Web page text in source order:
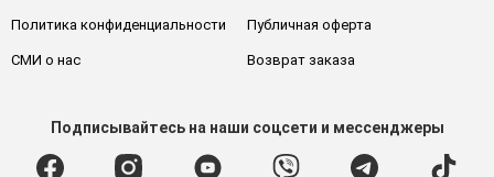
Политика конфиденциальности Публичная оферта
СМИ о нас Возврат заказа
Подписывайтесьна наши соцсети и мессенджеры